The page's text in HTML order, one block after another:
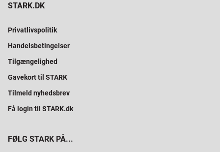
STARK.DK
Privatlivspolitik
Handelsbetingelser
Tilgængelighed
Gavekort til STARK
Tilmeld nyhedsbrev
Få login til STARK.dk
FØLG STARK PÅ...